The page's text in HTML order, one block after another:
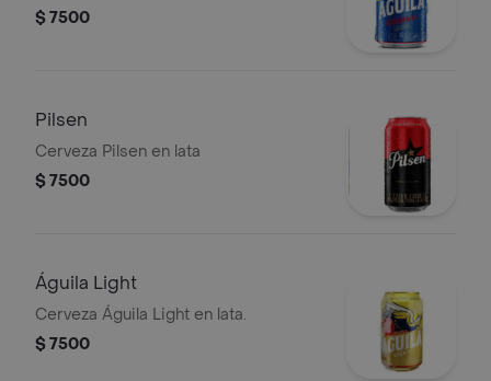
$ 7500
Pilsen
Cerveza Pilsen en lata
$ 7500
Águila Light
Cerveza Águila Light en lata.
$ 7500